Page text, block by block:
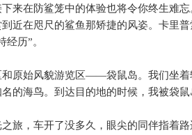
来在防鲨笼中的体验也将令你终生难
近在咫尺的鲨鱼那矫捷的风姿。卡里
历”。
原始风貌游览区――袋鼠岛。我们坐
的海鸟。到达目的地的时候，我被袋
旅，车开了没多久，眼尖的同伴指着